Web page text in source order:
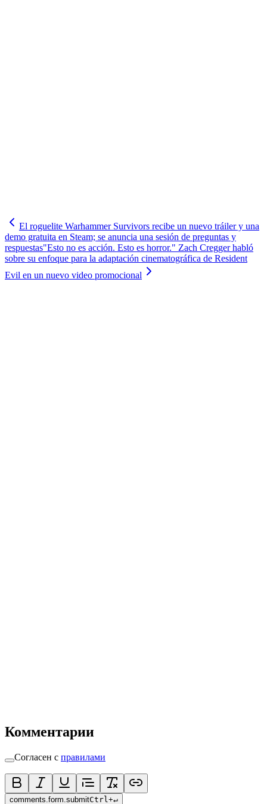
El roguelite Warhammer Survivors recibe un nuevo tráiler y una
demo gratuita en Steam; se anuncia una sesión de preguntas y
respuestas"Esto no es acción. Esto es horror." Zach Cregger habló
sobre su enfoque para la adaptación cinematográfica de Resident
Evil en un nuevo video promocional
Комментарии
Согласен с правилами
comments.form.submitCtrl+↵